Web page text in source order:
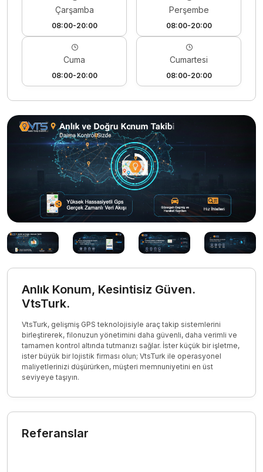
Çarşamba
08:00-20:00
Perşembe
08:00-20:00
Cuma
08:00-20:00
Cumartesi
08:00-20:00
Anlık Konum, Kesintisiz Güven.
VtsTurk.
VtsTurk, gelişmiş GPS teknolojisiyle araç takip sistemlerini
birleştirerek, filonuzun yönetimini daha güvenli, daha verimli ve
tamamen kontrol altında tutmanızı sağlar. İster küçük bir işletme,
ister büyük bir lojistik firması olun; VtsTurk ile operasyonel
maliyetlerinizi düşürürken, müşteri memnuniyetini en üst
seviyeye taşıyın.
Referanslar